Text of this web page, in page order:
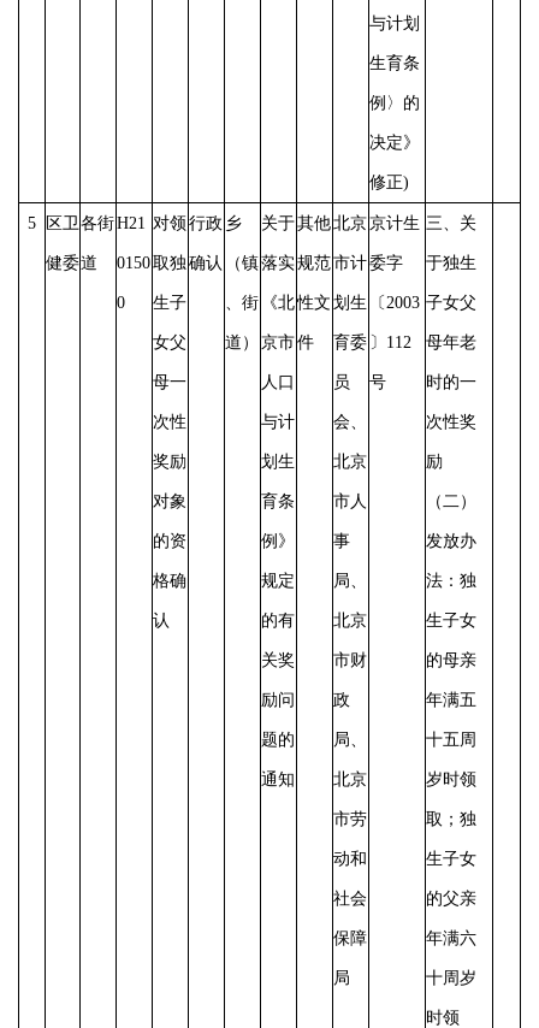
与计划
生育条
例〉的
决定》
修正)
5 区卫
健委
各街
道
H21
0150
0
对领
取独
生子
女父
母一
次性
奖励
对象
的资
格确
认
行政
确认
乡
（镇
、街
道）
关于
落实
《北
京市
人口
与计
划生
育条
例》
规定
的有
关奖
励问
题的
通知
其他
规范
性文
件
北京
市计
划生
育委
员
会、
北京
市人
事
局、
北京
市财
政
局、
北京
市劳
动和
社会
保障
局
京计生
委字
〔 2003
〕112
号
三、关
于独生
子女父
母年老
时的一
次性奖
励
（二）
发放办
法： 独
生子女
的母亲
年满五
十五周
岁时领
取；独
生子女
的父亲
年满六
十周岁
时领